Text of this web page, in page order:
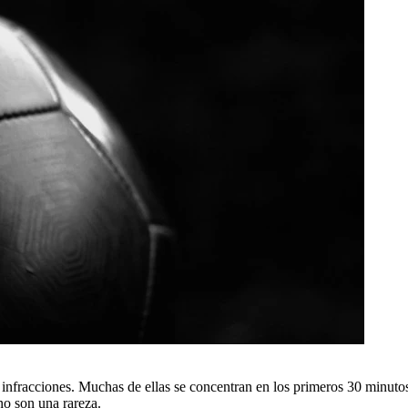
Muchas de ellas se concentran en los primeros 30
son una rareza.